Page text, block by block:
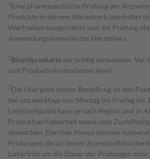
1 Eine pharmazeutische Prüfung der
Produkte in deinem Warenkorb beinhaltet
Wechselwirkungschecks und die Prüfung
Anwendungshinweise des Herstellers.
2Biozidproduktevorsichtig verwenden. Vor
und Produktinformationen lesen.
3Die Übergabe deiner Bestellung an den
bei uns werktags von Montag bis Freitag bis
Lieferzeitpunkt kann je nach Region und in
Produktverfügbarkeit sowie vom
abweichen. Darüber hinaus können
Prüfungen, die zu deiner
Lieferfrist um die Dauer der Prüfungen